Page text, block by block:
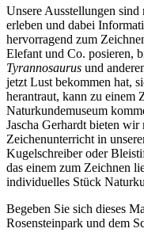
Unsere Ausstellungen
erleben und dabei
hervorragend zum
Elefant und Co. posieren,
Tyrannosaurus und
jetzt Lust bekommen hat,
herantraut, kann zu einem
Naturkundemuseum
Jascha Gerhardt bieten wir
Zeichenunterricht in
Kugelschreiber oder
das einem zum Zeichnen
individuelles Stück
Begeben Sie sich dieses
Rosensteinpark und dem